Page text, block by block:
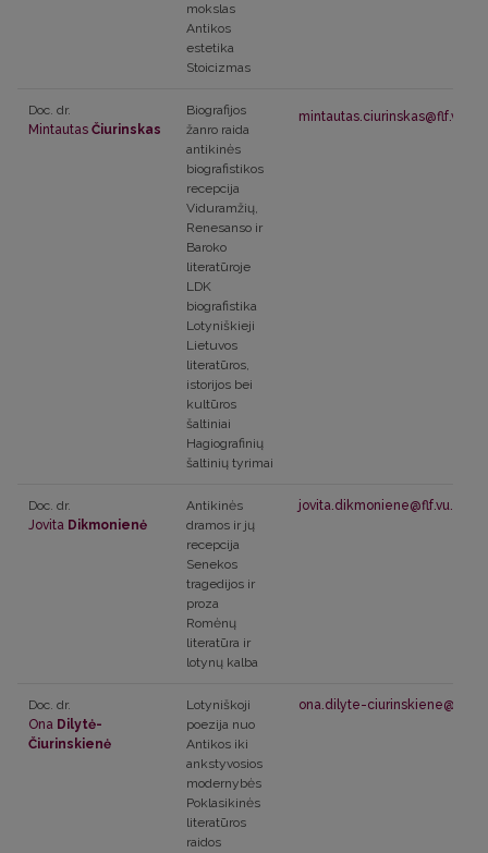
mokslas
Antikos
estetika
Stoicizmas
Doc. dr.
Mintautas Čiurinskas
Biografijos
žanro raida
antikinės
biografistikos
recepcija
Viduramžių,
Renesanso ir
Baroko
literatūroje
LDK
biografistika
Lotyniškieji
Lietuvos
literatūros,
istorijos bei
kultūros
šaltiniai
Hagiografinių
šaltinių tyrimai
mintautas.ciurinskas@flf.vu.lt
Doc. dr.
Jovita Dikmonienė
Antikinės
dramos ir jų
recepcija
Senekos
tragedijos ir
proza
Romėnų
literatūra ir
lotynų kalba
jovita.dikmoniene@flf.vu.lt
Doc. dr.
Ona Dilytė-
Čiurinskienė
Lotyniškoji
poezija nuo
Antikos iki
ankstyvosios
modernybės
Poklasikinės
literatūros
raidos
ona.dilyte-